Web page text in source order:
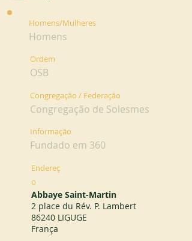
Homens/Mulheres
Homens
Ordem
OSB
Congregação / Federação
Congregação de Solesmes
Informação
Fundado em 360
Endereç
o
Abbaye Saint-Martin
2 place du Rév. P. Lambert
86240 LIGUGE
França